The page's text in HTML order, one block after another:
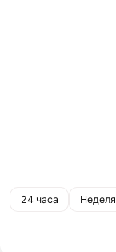
24 часа Неделя